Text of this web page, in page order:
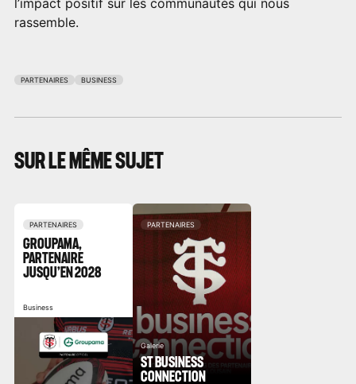
l’impact positif sur les communautés qui nous
rassemble.
PARTENAIRES BUSINESS
SUR LE MÊME SUJET
PARTENAIRES
GROUPAMA,
PARTENAIRE
JUSQU’EN 2028
Business
PARTENAIRES
Galerie
ST BUSINESS
CONNECTION